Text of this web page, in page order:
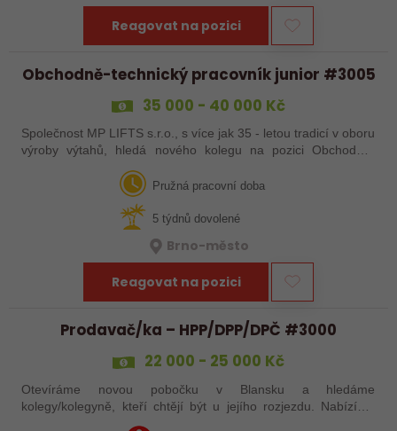
Reagovat na pozici
Obchodně-technický pracovník junior #3005
35 000 - 40 000 Kč
Společnost MP LIFTS s.r.o., s více jak 35 - letou tradicí v oboru
výroby výtahů, hledá nového kolegu na pozici Obchodně-
Pružná pracovní doba
5 týdnů dovolené
Brno-město
Reagovat na pozici
Prodavač/ka – HPP/DPP/DPČ #3000
22 000 - 25 000 Kč
Otevíráme novou pobočku v Blansku a hledáme
kolegy/kolegyně, kteří chtějí být u jejího rozjezdu. Nabízíme
práci s pouze 15 pracovními dny v měsíci, případně brigádu